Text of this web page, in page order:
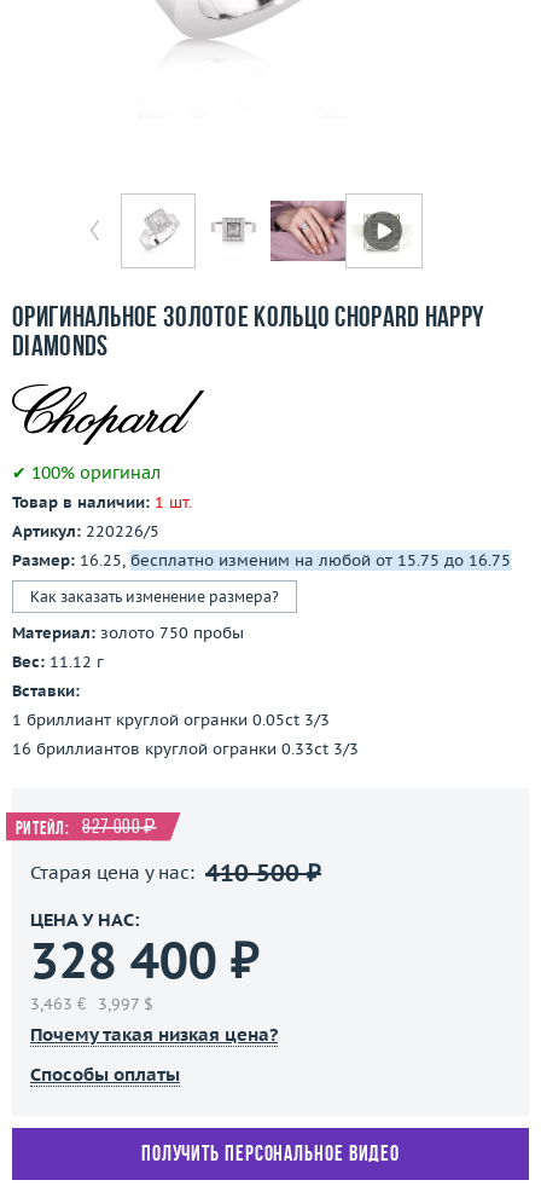
Бесплатная доставка
Контакты
Оригинальное золотое кольцо Chopard Happy
Diamonds
✔ 100% оригинал
Товар в наличии: 1 шт.
Артикул: 220226/5
Размер: 16.25, бесплатно изменим на любой от 15.75 до 16.75
Как заказать изменение размера?
Материал: золото 750 пробы
Вес: 11.12 г
Вставки:
1 бриллиант круглой огранки 0.05ct 3/3
16 бриллиантов круглой огранки 0.33ct 3/3
Ритейл: 827 000 ₽
Старая цена у нас: 410 500 ₽
ЦЕНА У НАС:
328 400 ₽
3,463 € 3,997 $
Почему такая низкая цена?
Способы оплаты
Получить персональное видео